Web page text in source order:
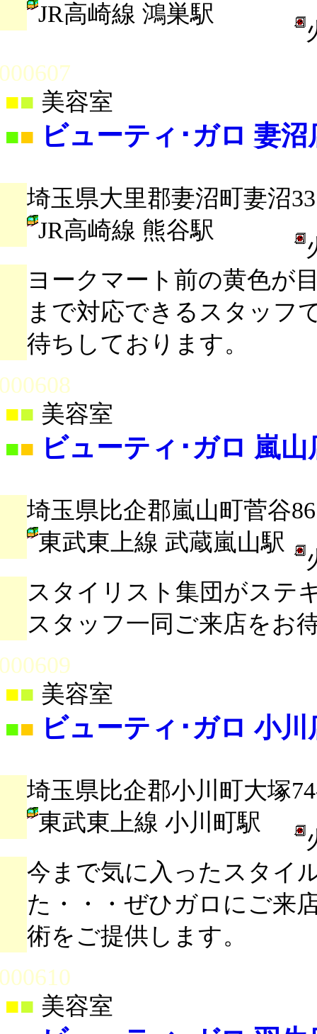
JR高崎線 鴻巣駅
■ 美容室
■■ ビューティ･ガロ 妻沼
埼玉県大里郡妻沼町妻沼
JR高崎線 熊谷駅
ヨークマート前の黄色が
まで対応できるスタッフ
待ちしております。
■ 美容室
■■ ビューティ･ガロ 嵐山
埼玉県比企郡嵐山町菅谷86
東武東上線 武蔵嵐山駅
スタイリスト集団がステ
スタッフ一同ご来店をお
■ 美容室
■■ ビューティ･ガロ 小川
埼玉県比企郡小川町大塚
東武東上線 小川町駅
今まで気に入ったスタイ
た・・・ぜひガロにご来
術をご提供します。
■ 美容室